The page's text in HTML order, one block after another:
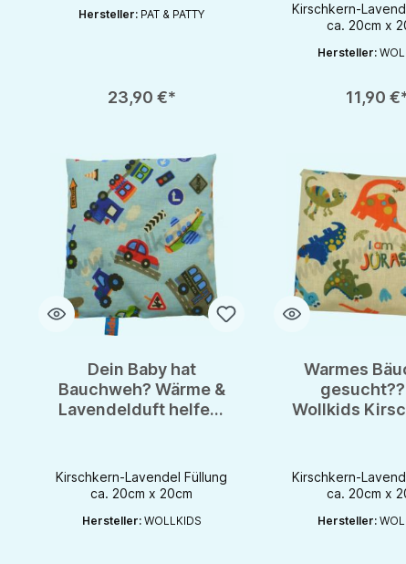
Hersteller: PAT & PATTY
23,90 €*
Kirschkern-
ca. 20cm x
Hersteller:
11,90
Dein Baby hat
Bauchweh? Wärme &
Lavendelduft helfen:
Kirschkern-Lavendel Füllung
ca. 20cm x 20cm
Hersteller: WOLLKIDS
Warmes
Wollkids
Kirschkern-
ca. 20cm x
Hersteller: